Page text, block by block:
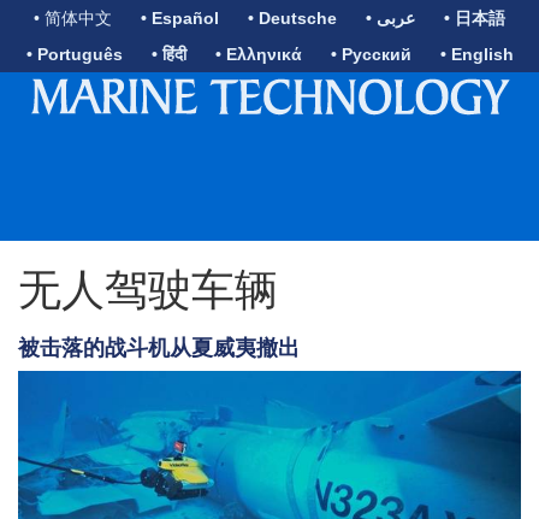
• 简体中文 • Español • Deutsche • عربى
• 日本語
• Português
• हिंदी • Ελληνικά • Русский • English
无人驾驶车辆
被击落的战斗机从夏威夷撤出